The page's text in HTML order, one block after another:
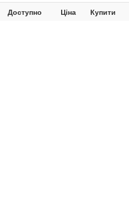
Доступно Ціна Купити